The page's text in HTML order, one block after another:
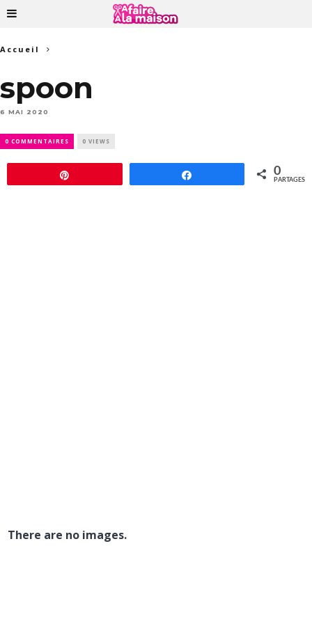
Accueil
spoon
6 MAI 2020
0 COMMENTAIRES 0 VIEWS
0
PARTAGES
There are no images.